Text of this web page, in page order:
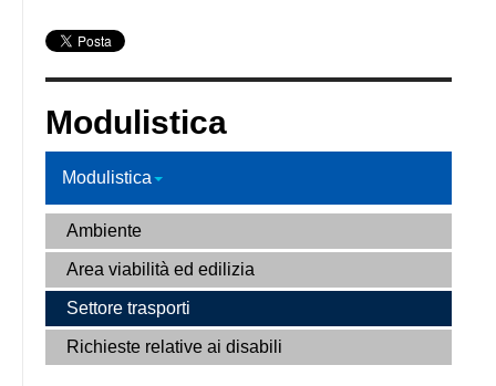
Modulistica
Modulistica
Ambiente
Area viabilità ed edilizia
Settore trasporti
Richieste relative ai disabili